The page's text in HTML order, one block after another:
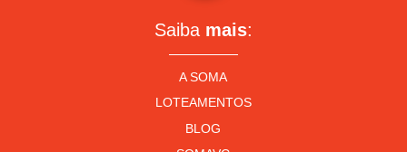
Saiba mais:
A SOMA
LOTEAMENTOS
BLOG